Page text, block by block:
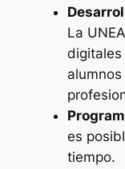
La
digitales
es
tiempo.